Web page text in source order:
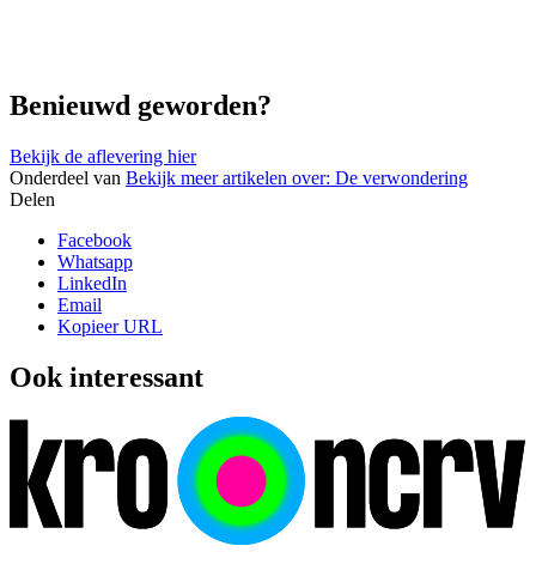
Benieuwd geworden?
Bekijk de aflevering hier
Onderdeel van Bekijk meer artikelen over: De verwondering
Delen
Facebook
Whatsapp
LinkedIn
Email
Kopieer URL
Ook interessant